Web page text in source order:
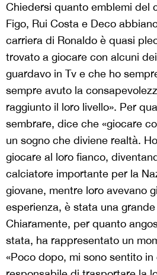
Chiedersi quanto emblemi del
Figo, Rui Costa e Deco
carriera di Ronaldo è quasi
trovato a giocare con alcuni
guardavo in Tv e che ho
sempre avuto la
raggiunto il loro livello». Per
sembrare, dice che «giocare
un sogno che diviene realtà.
giocare al loro fianco,
calciatore importante per la
giovane, mentre loro avevano
esperienza, è stata una
Chiaramente, per quanto
stata, ha rappresentato un
«Poco dopo, mi sono sentito